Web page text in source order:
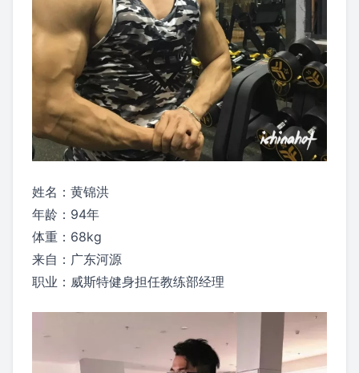
姓名：黄锦洪
年龄：94年
体重：68kg
来自：广东河源
职业：威斯特健身担任教练部经理